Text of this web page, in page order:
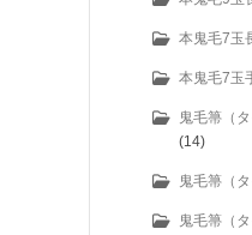
本鬼毛7玉
本鬼毛7玉
鬼毛箒（
(14)
鬼毛箒（
鬼毛箒（